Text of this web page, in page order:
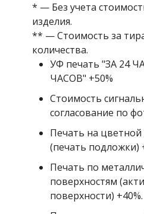
* — Без учета
изделия.
** — Стоимость за
количества.
УФ печать "ЗА 24
ЧАСОВ" +50%
Стоимость
согласование по
Печать на цветной
(печать подложки)
Печать по
поверхностям
поверхности) +40%.